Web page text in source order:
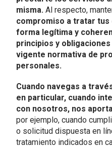
misma. Al respecto,
compromiso a tratar tus
forma legítima y
principios y
vigente normativa de
personales.
Cuando navegas a
en particular, cuando
con nosotros, nos
por ejemplo, cuando
o solicitud dispuesta en
tratamiento indicados en